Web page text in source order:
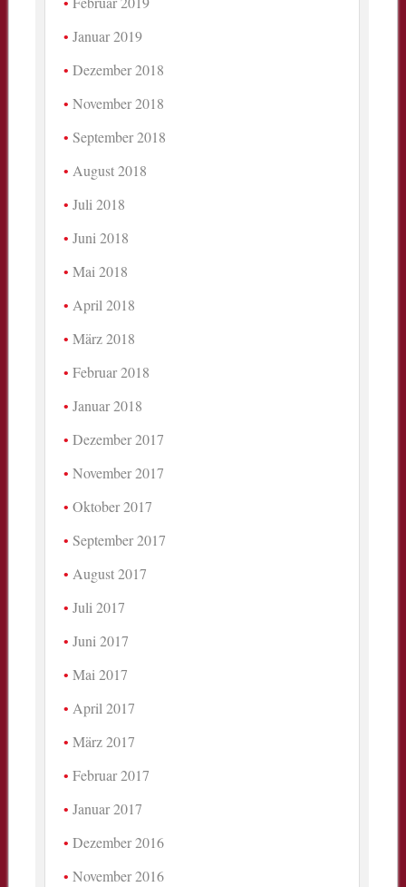
Januar 2019
Dezember 2018
November 2018
September 2018
August 2018
Juli 2018
Juni 2018
Mai 2018
April 2018
März 2018
Februar 2018
Januar 2018
Dezember 2017
November 2017
Oktober 2017
September 2017
August 2017
Juli 2017
Juni 2017
Mai 2017
April 2017
März 2017
Februar 2017
Januar 2017
Dezember 2016
November 2016